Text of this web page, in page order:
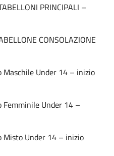
PRINCIPALI –
CONSOLAZIONE
Maschile Under 14 – inizio
Femminile Under 14 –
Misto Under 14 – inizio